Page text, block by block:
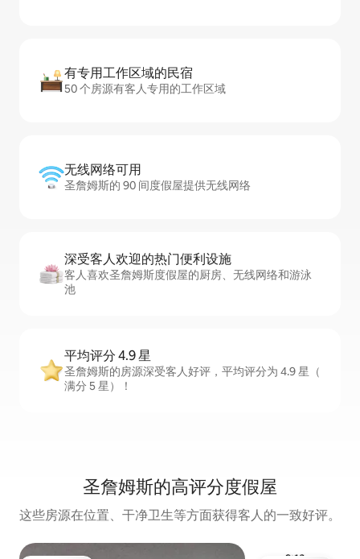
有专用工作区域的民宿
50 个房源有客人专用的工作区域
无线网络可用
圣詹姆斯的 90 间度假屋提供无线网络
深受客人欢迎的热门便利设施
客人喜欢圣詹姆斯度假屋的厨房、无线网络和游泳
池
平均评分 4.9 星
圣詹姆斯的房源深受客人好评，平均评分为 4.9 星（
满分 5 星）！
圣詹姆斯的高评分度假屋
这些房源在位置、干净卫生等方面获得客人的一致好评。